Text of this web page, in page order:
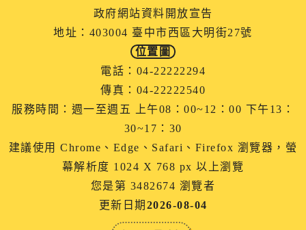
政府網站資料開放宣告
地址：403004 臺中市西區大明街27號
位置圖
電話：04-22222294
傳真：04-22222540
服務時間：週一至週五 上午08：00~12：00 下午13：
30~17：30
建議使用 Chrome、Edge、Safari、Firefox 瀏覽器，螢
幕解析度 1024 X 768 px 以上瀏覽
您是第 3482674 瀏覽者
更新日期 2026-08-04